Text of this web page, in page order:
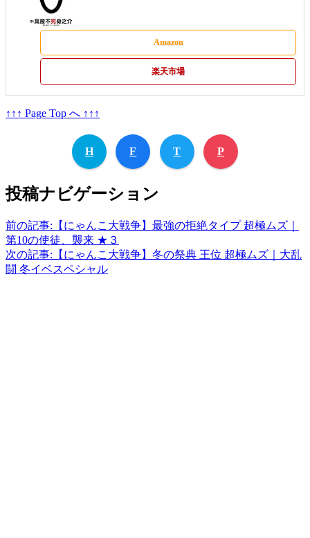
Amazon
楽天市場
↑↑↑ Page Top へ ↑↑↑
H F T P
投稿ナビゲーション
前の記事: 【にゃんこ大戦争】最強の拒絶タイプ 超極ムズ｜
第10の使徒、襲来 ★３
次の記事: 【にゃんこ大戦争】冬の祭典 王位 超極ムズ｜大乱
闘 冬イベスペシャル